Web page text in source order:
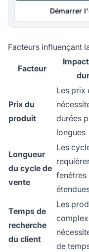
Démarrer
Facteurs influençant
Facteur
Prix du
produit
Les prix
durées
longues
Longueur
du cycle de
vente
Les
fenêtres
Temps de
recherche
du client
Les
de